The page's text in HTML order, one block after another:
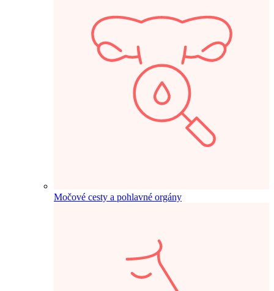
Močové cesty a pohlavné orgány